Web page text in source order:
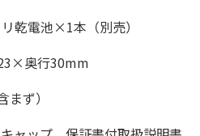
乾電池×1本（別売）
奥行30mm
ず）